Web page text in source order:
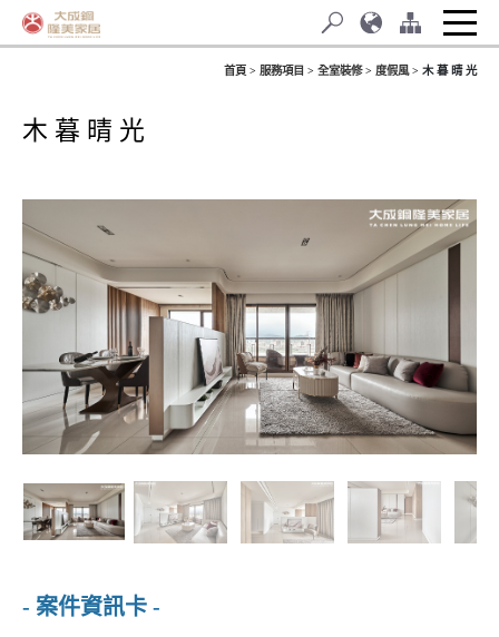
首頁 服務項目 全室裝修 度假風 木 暮 晴 光
木 暮 晴 光
- 案件資訊卡 -